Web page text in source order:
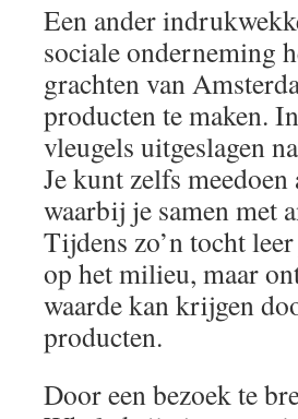
Een ander
sociale onderneming
grachten van
producten te maken.
vleugels uitgeslagen
Je kunt zelfs
waarbij je samen met
Tijdens zo’n tocht
op het milieu, maar
waarde kan krijgen
producten.
Door een bezoek te